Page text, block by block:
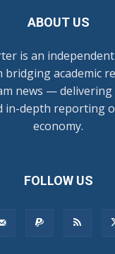
ABOUT US
is an
bridging academic
news — delivering
in-depth reporting
economy.
FOLLOW US